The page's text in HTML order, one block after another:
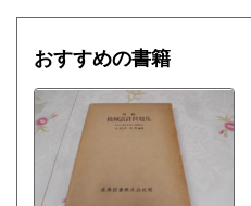
おすすめの書籍